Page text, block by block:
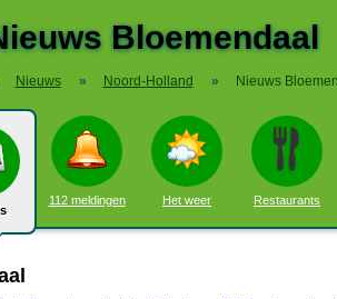
Bloemendaal
Nieuws » Noord-Holland » Nieuws
112 meldingen Het weer Restaurants